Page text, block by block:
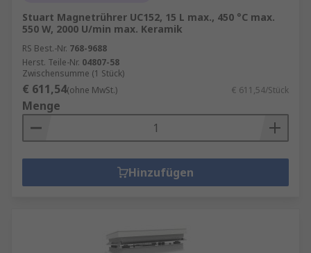
Stuart Magnetrührer UC152, 15 L max., 450 °C max.
550 W, 2000 U/min max. Keramik
RS Best.-Nr. 768-9688
Herst. Teile-Nr. 04807-58
Zwischensumme (1 Stück)
€ 611,54(ohne MwSt.) € 611,54/Stück
Menge
Hinzufügen